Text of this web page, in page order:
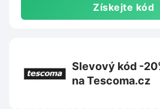
Získejte kód
Slevový kód -
na Tescoma.cz